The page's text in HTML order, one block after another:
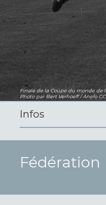
Finale de la Coupe du monde de
Photopar Bert Verhoeff / Anefo
Infos
Fédération